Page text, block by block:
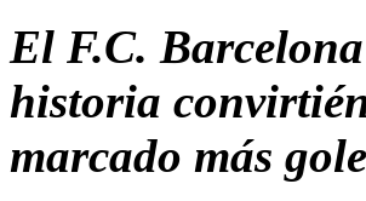
El F.C.
historia
marcado más